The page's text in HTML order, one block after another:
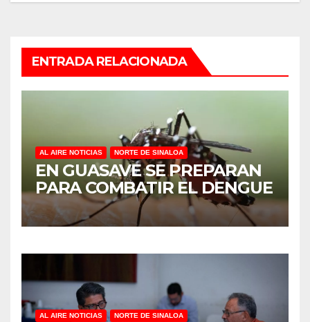
ENTRADA RELACIONADA
AL AIRE NOTICIAS NORTE DE SINALOA
EN GUASAVE SE PREPARAN
PARA COMBATIR EL DENGUE
AL AIRE NOTICIAS NORTE DE SINALOA